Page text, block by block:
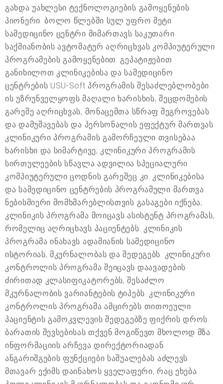
გახდა უახლესი ტექნოლოგიების გამოყენების
პიონერი. ბოლო წლებში სულ უფრო მეტი
სამედიცინო ცენტრი მიმართავს საკუთარი
საქმიანობის ავტომატურ აღრიცხვას კომპიუტერული
პროგრამების გამოყენებით. გეპატიჟებით
განიხილოთ კლინიკებისა და სამედიცინო
ცენტრების USU-Soft პროგრამის შესაძლებლობები.
ის უზრუნველყოფს მაღალი ხარისხის, შეცდომების
გარეშე აღრიცხვას, მონაცემთა სწრაფ შეგროვებას
და დამუშავებას და პერსონალის ეფექტურ მართვას.
კლინიკური პროგრამის გამორჩეული თვისებაა
ხარისხი და სიმარტივე; კლინიკური პროგრამის
სირთულეების სწავლა ადვილია სპეციალური
კომპიუტერული ცოდნის გარეშეც კი. კლინიკებისა
და სამედიცინო ცენტრების პროგრამული მართვა
ნებისმიერი მომხმარებლისთვის გასაგები იქნება;
კლინიკის პროგრამა მოიცავს ასისტენტ პროგრამას,
რომელიც აღრიცხავს პაციენტებს. კლინიკის
პროგრამა ინახავს ადამიანის სამედიცინო
ისტორიას, მკურნალობას და შედეგებს. კლინიკური
კონტროლის პროგრამა შეიცავს დაავადების
ძირითად კლასიფიკატორებს, შესაძლო
მკურნალობის ვარიანტების ტიპებს. კლინიკური
კონტროლის პროგრამა ამცირებს თითოეული
პაციენტის გამოკვლევის შედეგებზე ფიქრის დროს.
ბარათის შევსებისას თქვენ მოგიწევთ მხოლოდ მზა
ინფორმაციის არჩევა დირექტორიადან.
ანგარიშგების ფუნქციები საშუალებას აძლევს
მთავარ ექიმს დაინახოს ყველაფერი, რაც ეხება